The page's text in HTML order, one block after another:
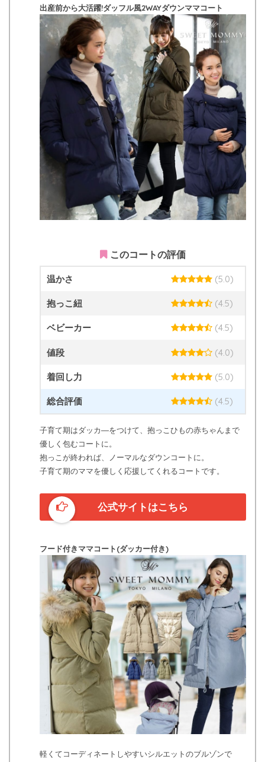
出産前から大活躍!ダッフル風2WAYダウンママコート
このコートの評価
温かさ (5.0)
抱っこ紐 (4.5)
ベビーカー (4.5)
値段 (4.0)
着回し力 (5.0)
総合評価 (4.5)
子育て期はダッカ―をつけて、抱っこひもの赤ちゃんまで
優しく包むコートに。
抱っこが終われば、ノーマルなダウンコートに。
子育て期のママを優しく応援してくれるコートです。
公式サイトはこちら
フード付きママコート(ダッカー付き)
軽くてコーディネートしやすいシルエットのブルゾンで